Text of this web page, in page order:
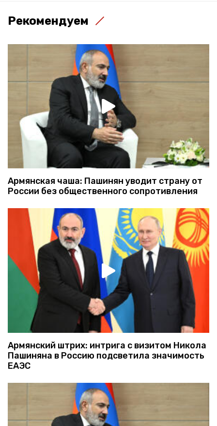
Рекомендуем
Армянская чаша: Пашинян уводит страну от
России без общественного сопротивления
Армянский штрих: интрига с визитом Никола
Пашиняна в Россию подсветила значимость
ЕАЭС